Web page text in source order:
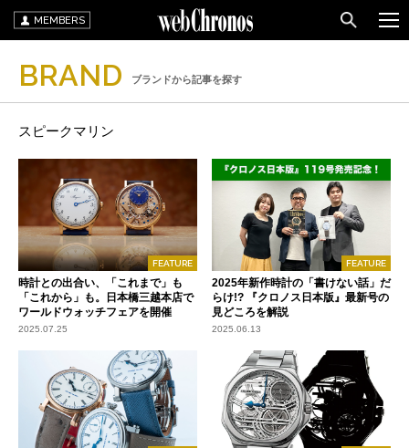
MEMBERS
BRAND ブランドから記事を探す
スピークマリン
FEATURE
時計との出合い、「これまで」も
「これから」も。日本橋三越本店で
ワールドウォッチフェアを開催
2025.07.25
FEATURE
2025年新作時計の「書けない話」だ
らけ!? 『クロノス日本版』最新号の
見どころを解説
2025.06.13